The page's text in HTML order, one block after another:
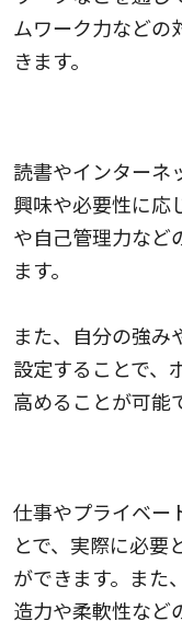
ムワーク力などの
きます。
読書やインターネ
興味や必要性に応
や自己管理力など
ます。
また、自分の強み
設定することで、
高めることが可能
仕事やプライベー
とで、実際に必要
ができます。また
造力や柔軟性など